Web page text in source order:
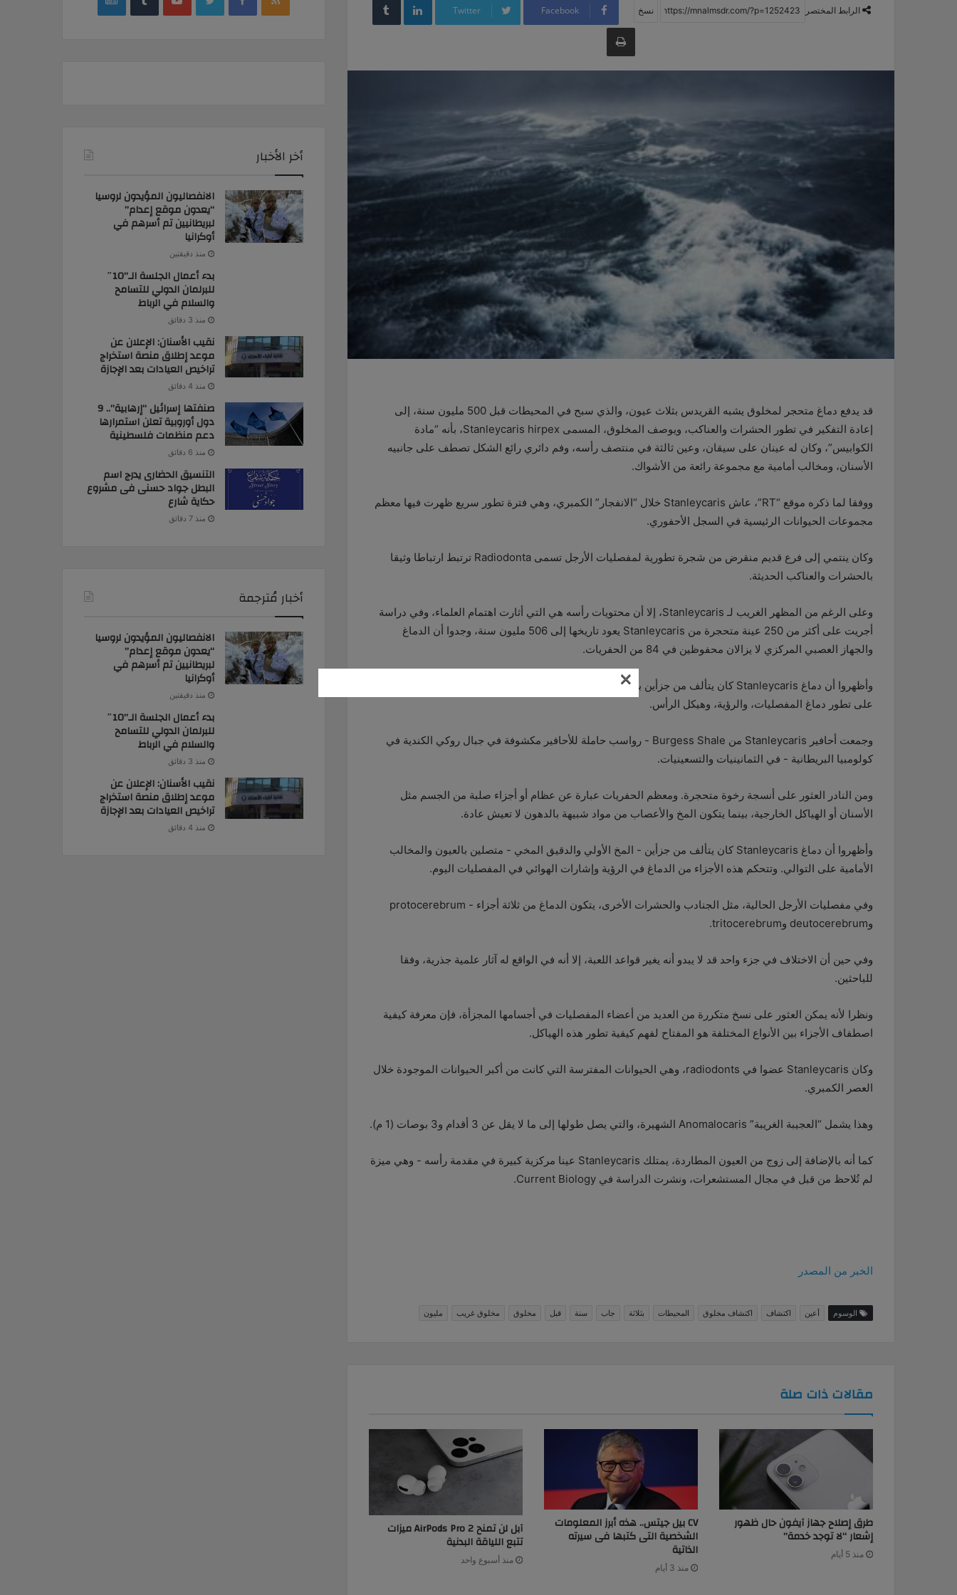
الرابط المختصر Facebook
Twitter
طباعة
قد يدفع دماغ متحجر لمخلوق يشبه القريدس بثلاث عيون، والذي سبح في المحيطات قبل 500 مليون سنة، إلى
إعادة التفكير في تطور الحشرات والعناكب، ويوصف المخلوق، المسمى Stanleycaris hirpex، بأنه “مادة
الكوابيس”، وكان له عينان على سيقان، وعين ثالثة في منتصف رأسه، وفم دائري رائع الشكل تصطف على جانبيه
الأسنان، ومخالب أمامية مع مجموعة رائعة من الأشواك.
ووفقا لما ذكره موقع “RT”، عاش Stanleycaris خلال “الانفجار” الكمبري، وهي فترة تطور سريع ظهرت فيها معظم
مجموعات الحيوانات الرئيسية في السجل الأحفوري.
وكان ينتمي إلى فرع قديم منقرض من شجرة تطورية لمفصليات الأرجل تسمى Radiodonta ترتبط ارتباطا وثيقا
بالحشرات والعناكب الحديثة.
وعلى الرغم من المظهر الغريب لـ Stanleycaris، إلا أن محتويات رأسه هي التي أثارت اهتمام العلماء، وفي دراسة
أجريت على أكثر من 250 عينة متحجرة من Stanleycaris يعود تاريخها إلى 506 مليون سنة، وجدوا أن الدماغ
والجهاز العصبي المركزي لا يزالان محفوظين في 84 من الحفريات.
وأظهروا أن دماغ Stanleycaris كان يتألف من جزأين بدلا من ثلاثة مثل الحشرات الحالية، وهوما يلقي ضوءا جديدا
على تطور دماغ المفصليات، والرؤية، وهيكل الرأس.
وجمعت أحافير Stanleycaris من Burgess Shale - رواسب حاملة للأحافير مكشوفة في جبال روكي الكندية في
كولومبيا البريطانية - في الثمانينيات والتسعينيات.
ومن النادر العثور على أنسجة رخوة متحجرة. ومعظم الحفريات عبارة عن عظام أو أجزاء صلبة من الجسم مثل
الأسنان أو الهياكل الخارجية، بينما يتكون المخ والأعصاب من مواد شبيهة بالدهون لا تعيش عادة.
وأظهروا أن دماغ Stanleycaris كان يتألف من جزأين - المخ الأولي والدقيق المخي - متصلين بالعيون والمخالب
الأمامية على التوالي. وتتحكم هذه الأجزاء من الدماغ في الرؤية وإشارات الهوائي في المفصليات اليوم.
وفي مفصليات الأرجل الحالية، مثل الجنادب والحشرات الأخرى، يتكون الدماغ من ثلاثة أجزاء - protocerebrum
وdeutocerebrum وtritocerebrum.
وفي حين أن الاختلاف في جزء واحد قد لا يبدو أنه يغير قواعد اللعبة، إلا أنه في الواقع له آثار علمية جذرية، وفقا
للباحثين.
ونظرا لأنه يمكن العثور على نسخ متكررة من العديد من أعضاء المفصليات في أجسامها المجزأة، فإن معرفة كيفية
اصطفاف الأجزاء بين الأنواع المختلفة هو المفتاح لفهم كيفية تطور هذه الهياكل.
وكان Stanleycaris عضوا في radiodonts، وهي الحيوانات المفترسة التي كانت من أكبر الحيوانات الموجودة خلال
العصر الكمبري.
وهذا يشمل “العجيبة الغريبة” Anomalocaris الشهيرة، والتي يصل طولها إلى ما لا يقل عن 3 أقدام و3 بوصات (1 م).
كما أنه بالإضافة إلى زوج من العيون المطاردة، يمتلك Stanleycaris عينا مركزية كبيرة في مقدمة رأسه - وهي ميزة
لم تُلاحظ من قبل في مجال المستشعرات، ونشرت الدراسة في Current Biology.
الخبر من المصدر
الوسوم أعين اكتشاف اكتشاف مخلوق المحيطات بثلاثة جاب سنة قبل مخلوق مخلوق غريب مليون
مقالات ذات صلة
طرق إصلاح جهاز آيفون حال ظهور
إشعار “لا توجد خدمة”
منذ 5 أيام
CV بيل جيتس.. هذه أبرز المعلومات
الشخصية التى كتبها فى سيرته
الذاتية
منذ 3 أيام
آبل لن تمنح AirPods Pro 2 ميزات
تتبع اللياقة البدنية
منذ أسبوع واحد
أخر الأخبار
الانفصاليون المؤيدون لروسيا
“يعدون موقع إعدام”
لبريطانيين تم أسرهم في
أوكرانيا
منذ دقيقتين
بدء أعمال الجلسة الـ”10″
للبرلمان الدولي للتسامح
والسلام في الرباط
منذ 3 دقائق
نقيب الأسنان: الإعلان عن
موعد إطلاق منصة استخراج
تراخيص العيادات بعد الإجازة
منذ 4 دقائق
صنفتها إسرائيل “إرهابية”.. 9
دول أوروبية تعلن استمرارها
دعم منظمات فلسطينية
منذ 6 دقائق
التنسيق الحضارى يدرج اسم
البطل جواد حسنى فى مشروع
حكاية شارع
منذ 7 دقائق
أخبار مُترجمة
الانفصاليون المؤيدون لروسيا
“يعدون موقع إعدام”
لبريطانيين تم أسرهم في
أوكرانيا
منذ دقيقتين
بدء أعمال الجلسة الـ”10″
للبرلمان الدولي للتسامح
والسلام في الرباط
منذ 3 دقائق
نقيب الأسنان: الإعلان عن
موعد إطلاق منصة استخراج
تراخيص العيادات بعد الإجازة
منذ 4 دقائق
×